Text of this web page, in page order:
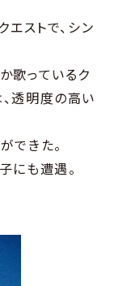
エストで、シン
歌っているク
透明度の高い
できた。
にも遭遇。